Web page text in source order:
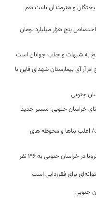
و هنرمندان باعث هم
پنج هزار میلیارد تومان
به شبهات و جذب جوانان است
آر آی بیمارستان شهدای قاین با
بهمن در ۱۵۰ شهر و روستای خراسان جنوبی؛ مسیر جدید
اغلب بناها و محوطه های
برای فقرزدایی است